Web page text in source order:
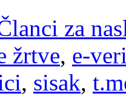
za
žrtve, e-
, sisak,